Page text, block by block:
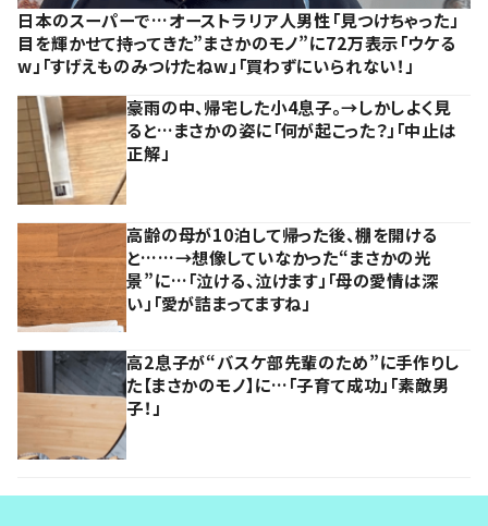
日本のスーパーで…オーストラリア人男性「見つけちゃった」
目を輝かせて持ってきた”まさかのモノ”に72万表示「ウケる
w」「すげえものみつけたねw」「買わずにいられない！」
豪雨の中、帰宅した小4息子。→しかしよく見
ると…まさかの姿に「何が起こった？」「中止は
正解」
高齢の母が10泊して帰った後、棚を開ける
と……→想像していなかった“まさかの光
景”に…「泣ける、泣けます」「母の愛情は深
い」「愛が詰まってますね」
高2息子が“バスケ部先輩のため”に手作りし
た【まさかのモノ】に…「子育て成功」「素敵男
子！」